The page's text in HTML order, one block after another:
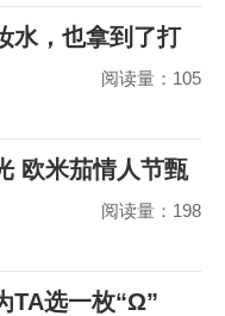
水，也拿到了打
阅读量：105
欧米茄情人节甄
阅读量：198
TA选一枚“Ω”